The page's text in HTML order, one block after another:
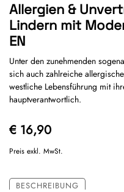
Allergien &
Lindern mit
EN
Unter den zunehmenden
sich auch zahlreiche
westliche Lebensführung mit
hauptverantwortlich.
€ 16,90
Preis exkl. MwSt.
BESCHREIBUNG